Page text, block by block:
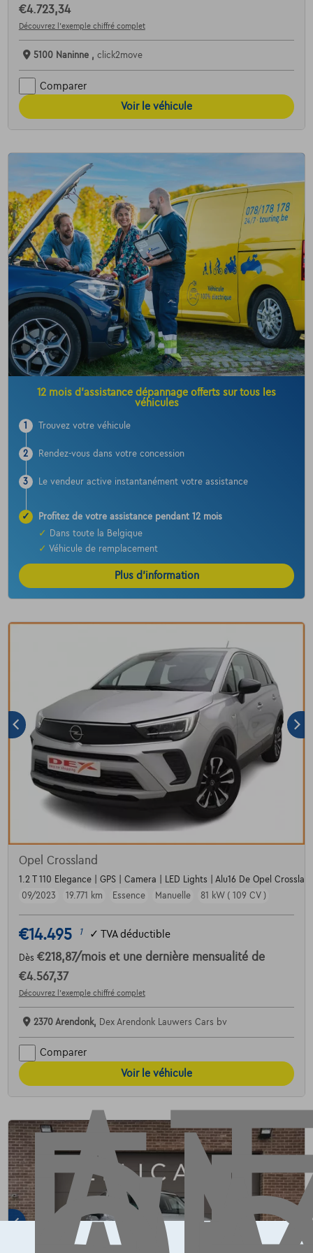
€4.723,34
Découvrez l’exemple chiffré complet
5100 Naninne , click2move
Comparer
Voir le véhicule
12 mois d’assistance dépannage offerts sur tous les
véhicules
1 Trouvez votre véhicule
2 Rendez-vous dans votre concession
3 Le vendeur active instantanément votre assistance
✓
Profitez de votre assistance pendant 12 mois
✓
Dans toute la Belgique
✓ Véhicule de remplacement
Plus d’information
Opel Crossland
1.2 T 110 Elegance | GPS | Camera | LED Lights | Alu16 De Opel
09/2023
19.771 km Essence Manuelle 81 kW ( 109 CV )
€14.495 1 ✓ TVA déductible
Dès €218,87/mois et une dernière mensualité de
€4.567,37
Découvrez l’exemple chiffré complet
2370 Arendonk, Dex Arendonk Lauwers Cars bv
Comparer
Voir le véhicule